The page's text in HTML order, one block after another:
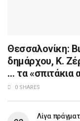
Θεσσαλονίκη:
δημάρχου, Κ.
… τα
0 SHARES
Λίγα